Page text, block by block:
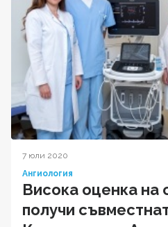
7 юли 2020
Ангиология
Висока оценка на
получи